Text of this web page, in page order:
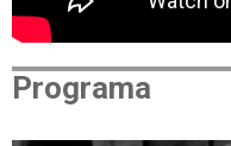
Programa